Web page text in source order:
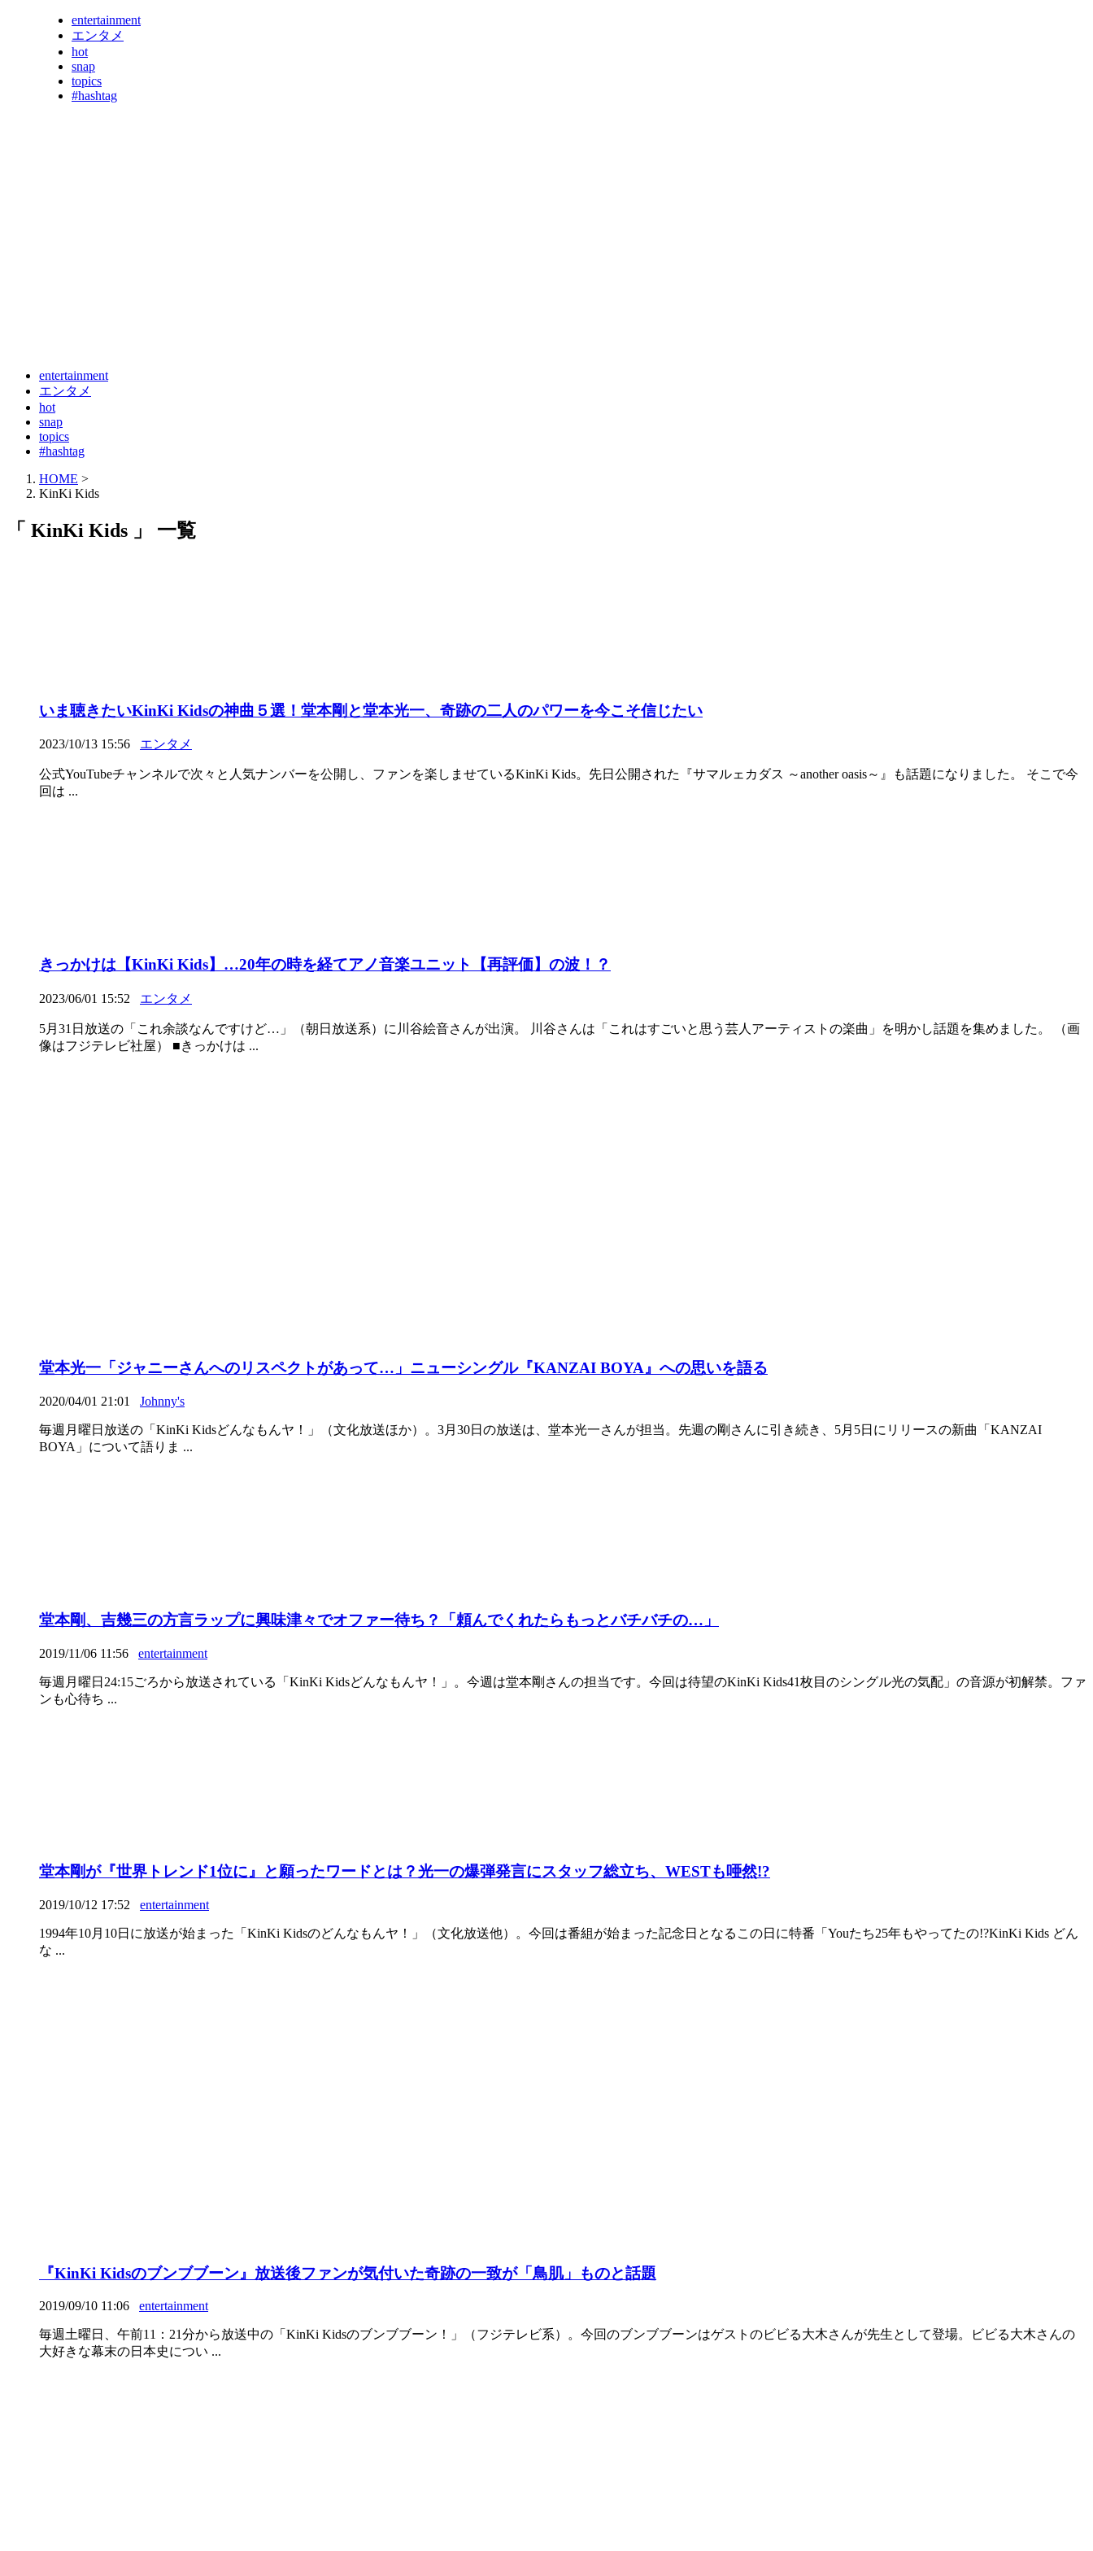
entertainment
エンタメ
hot
snap
topics
#hashtag
entertainment
エンタメ
hot
snap
topics
#hashtag
HOME >
KinKi Kids
「 KinKi Kids 」 一覧
いま聴きたいKinKi Kidsの神曲５選！堂本剛と堂本光一、奇跡の二人のパワーを今こそ信じたい
2023/10/13 15:56 エンタメ
公式YouTubeチャンネルで次々と人気ナンバーを公開し、ファンを楽しませているKinKi Kids。先日公開された『サマルェカダス ～another oasis～』も話題になりました。 そこで今
回は ...
きっかけは【KinKi Kids】…20年の時を経てアノ音楽ユニット【再評価】の波！？
2023/06/01 15:52 エンタメ
5月31日放送の「これ余談なんですけど…」（朝日放送系）に川谷絵音さんが出演。 川谷さんは「これはすごいと思う芸人アーティストの楽曲」を明かし話題を集めました。 （画
像はフジテレビ社屋） ■きっかけは ...
堂本光一「ジャニーさんへのリスペクトがあって…」ニューシングル『KANZAI BOYA』への思いを語る
2020/04/01 21:01 Johnny's
毎週月曜日放送の「KinKi Kidsどんなもんヤ！」（文化放送ほか）。3月30日の放送は、堂本光一さんが担当。先週の剛さんに引き続き、5月5日にリリースの新曲「KANZAI
BOYA」について語りま ...
堂本剛、吉幾三の方言ラップに興味津々でオファー待ち？「頼んでくれたらもっとバチバチの…」
2019/11/06 11:56 entertainment
毎週月曜日24:15ごろから放送されている「KinKi Kidsどんなもんヤ！」。今週は堂本剛さんの担当です。今回は待望のKinKi Kids41枚目のシングル光の気配」の音源が初解禁。ファ
ンも心待ち ...
堂本剛が『世界トレンド1位に』と願ったワードとは？光一の爆弾発言にスタッフ総立ち、WESTも唖然!?
2019/10/12 17:52 entertainment
1994年10月10日に放送が始まった「KinKi Kidsのどんなもんヤ！」（文化放送他）。今回は番組が始まった記念日となるこの日に特番「Youたち25年もやってたの!?KinKi Kids どん
な ...
『KinKi Kidsのブンブブーン』放送後ファンが気付いた奇跡の一致が「鳥肌」ものと話題
2019/09/10 11:06 entertainment
毎週土曜日、午前11：21分から放送中の「KinKi Kidsのブンブブーン！」（フジテレビ系）。今回のブンブブーンはゲストのビビる大木さんが先生として登場。ビビる大木さんの
大好きな幕末の日本史につい ...